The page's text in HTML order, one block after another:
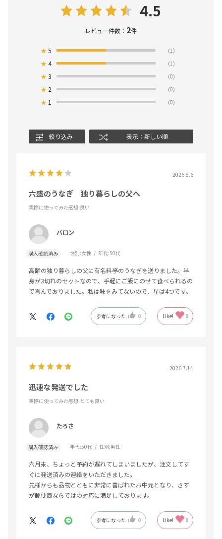
4.5
レビュー件数： 2件
★5 (1)
★4 (1)
★3 (0)
★ 2 (0)
★ 1 (0)
絞り込み 表示：新しい順
2026.8.6
六盛のうなぎ 独り暮らしの父へ
実際に使ってみた感想:良い
バロン
購入確認済み 性別:女性 年代:50代
高齢の独り暮らしの父に有名料亭のうなぎを送りました。半
身が3切れのセットなので、手軽にご飯にのせて食べられるの
で喜んでおりました。私は味をみてないので、星は4つです。
参考になった 0 Like! 0
2026.7.14
迅速な発送でした
実際に使ってみた感想:とても良い
たろさ
購入確認済み 年代:50代 性別:男性
六月末、ちょっと予約が遅れてしまいましたが、注文してす
ぐに発送済みの連絡をいただきました。
先様からも品物とともに非常に喜ばれたお中元となり、さす
が郵便局ならではの対応に満足しております。
参考になった 0 Like! 0